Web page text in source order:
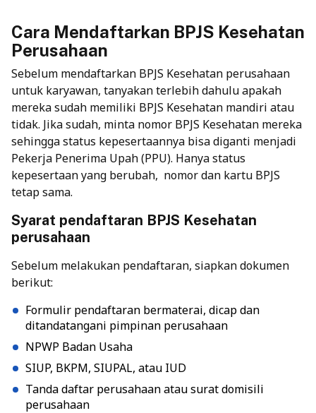
Cara Mendaftarkan BPJS Kesehatan
Perusahaan
Sebelum mendaftarkan BPJS Kesehatan perusahaan
untuk karyawan, tanyakan terlebih dahulu apakah
mereka sudah memiliki BPJS Kesehatan mandiri atau
tidak. Jika sudah, minta nomor BPJS Kesehatan mereka
sehingga status kepesertaannya bisa diganti menjadi
Pekerja Penerima Upah (PPU). Hanya status
kepesertaan yang berubah, nomor dan kartu BPJS
tetap sama.
Syarat pendaftaran BPJS Kesehatan
perusahaan
Sebelum melakukan pendaftaran, siapkan dokumen
berikut:
Formulir pendaftaran bermaterai, dicap dan
ditandatangani pimpinan perusahaan
NPWP Badan Usaha
SIUP, BKPM, SIUPAL, atau IUD
Tanda daftar perusahaan atau surat domisili
perusahaan